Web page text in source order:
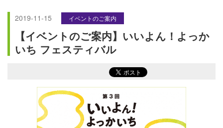
2019-11-15 イベントのご案内
【イベントのご案内】いいよん！よっか
いち フェスティバル